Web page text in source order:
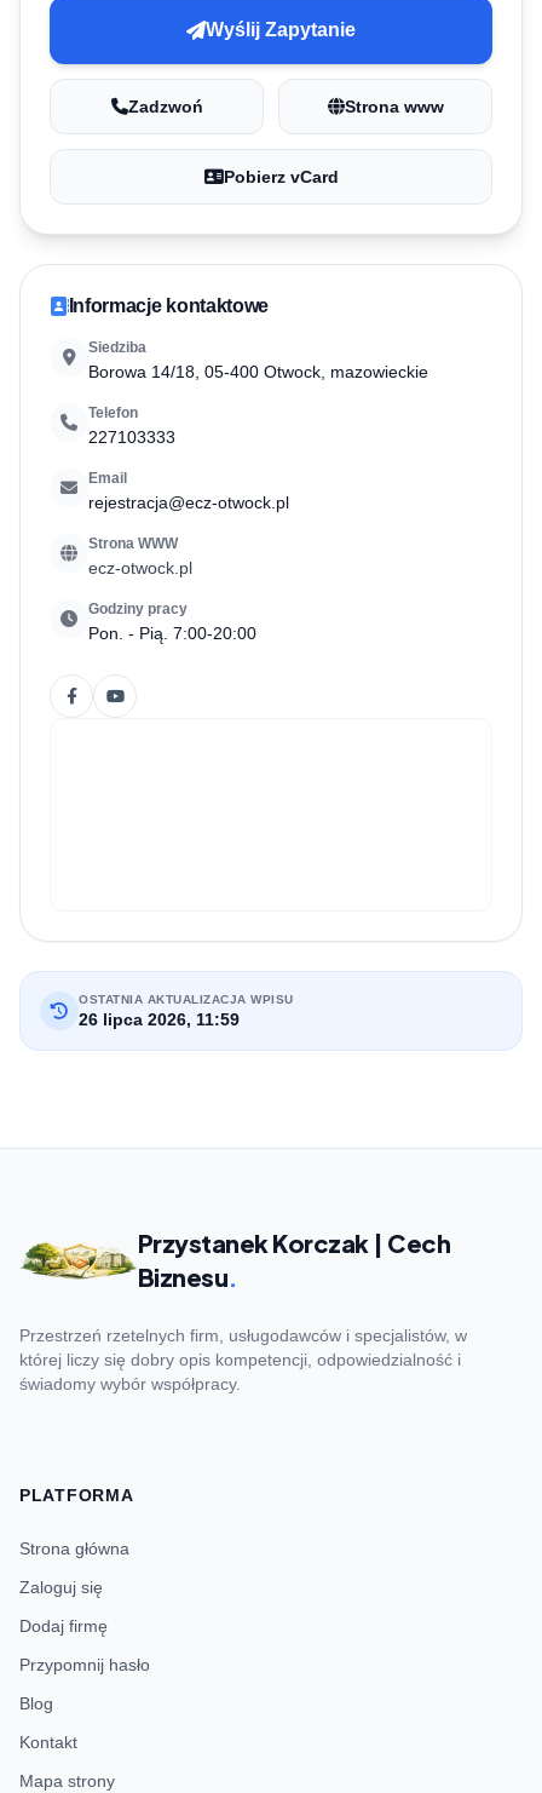
Wyślij Zapytanie
Zadzwoń Strona www
Pobierz vCard
Informacje kontaktowe
Siedziba
Borowa 14/18, 05-400 Otwock, mazowieckie
Telefon
227103333
Email
rejestracja@ecz-otwock.pl
Strona WWW
ecz-otwock.pl
Godziny pracy
Pon. - Pią. 7:00-20:00
OSTATNIA AKTUALIZACJA WPISU
26 lipca 2026, 11:59
Przystanek Korczak | Cech
Biznesu.
Przestrzeń rzetelnych firm, usługodawców i specjalistów, w
której liczy się dobry opis kompetencji, odpowiedzialność i
świadomy wybór współpracy.
PLATFORMA
Strona główna
Zaloguj się
Dodaj firmę
Przypomnij hasło
Blog
Kontakt
Mapa strony